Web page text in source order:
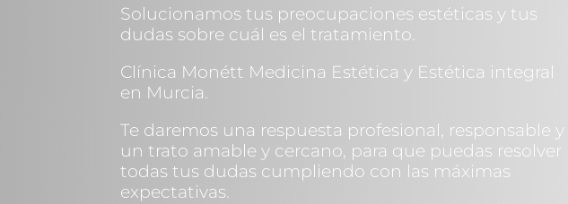
Solucionamos tus preocupaciones estéticas y tus
dudas sobre cuál es el tratamiento.
Clínica Monétt Medicina Estética y Estética integral
en Murcia.
Te daremos una respuesta profesional, responsable y
un trato amable y cercano, para que puedas resolver
todas tus dudas cumpliendo con las máximas
expectativas.